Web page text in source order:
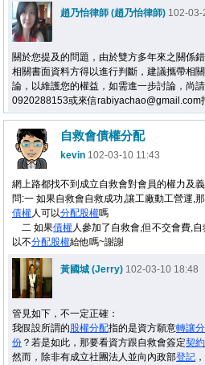
趙乃怡律師 (趙乃怡律師) 102-03-
關於您提及的問題，由於雙方多年來之關係
相關書面資料方得以進行判斷，建議攜帶相
論，以維護您的權益，如需進一步討論，尚
0920288153或來信rabiyachao@gmail.com
自救會債權分配
kevin 102-03-10 11:43
網上路都找不到成立自救會對會員的權力及
問:一 如果自救會自救成功,讓工廠動工營運,
債權人可以分配股權嗎
二 如果債權人參加了自救會,但不交會費,
以不分配股權給他嗎~謝謝
黃國城 (Jerry) 102-03-10 18:48
管見如下，不一定正確：
我假設所謂的股權分配指的是資方願意轉讓
份 ？若是如此，那要看資方跟自救會簽定契約
然而，除非有成立社團法人並向內政部登記